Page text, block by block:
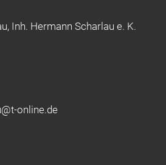
Inh. Hermann Scharlau e. K.
online.de